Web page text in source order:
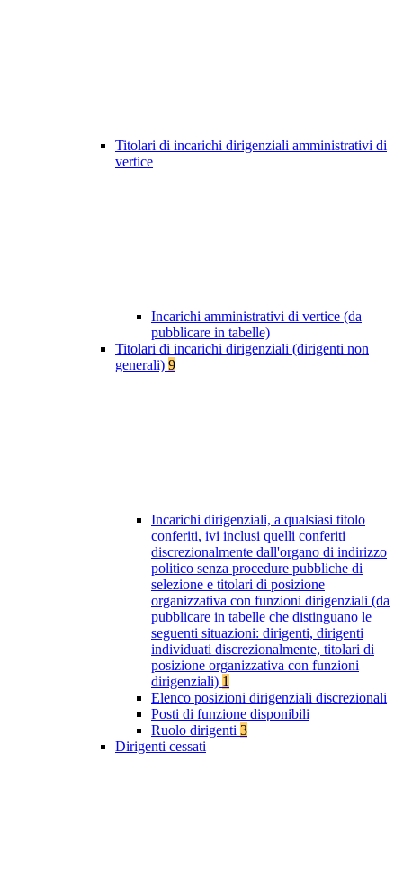
Titolari di incarichi dirigenziali amministrativi di
vertice
Incarichi amministrativi di vertice (da
pubblicare in tabelle)
Titolari di incarichi dirigenziali (dirigenti non
generali) 9
Incarichi dirigenziali, a qualsiasi titolo
conferiti, ivi inclusi quelli conferiti
discrezionalmente dall'organo di indirizzo
politico senza procedure pubbliche di
selezione e titolari di posizione
organizzativa con funzioni dirigenziali (da
pubblicare in tabelle che distinguano le
seguenti situazioni: dirigenti, dirigenti
individuati discrezionalmente, titolari di
posizione organizzativa con funzioni
dirigenziali) 1
Elenco posizioni dirigenziali discrezionali
Posti di funzione disponibili
Ruolo dirigenti 3
Dirigenti cessati